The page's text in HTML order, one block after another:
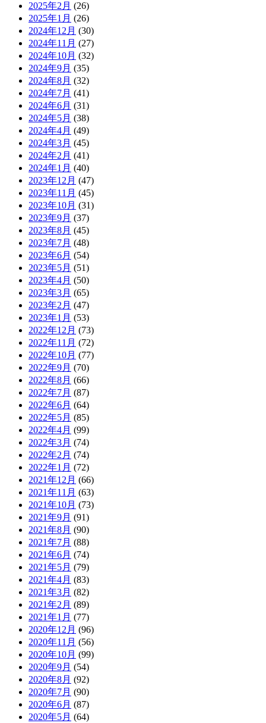
2025年2月 (26)
2025年1月 (26)
2024年12月 (30)
2024年11月 (27)
2024年10月 (32)
2024年9月 (35)
2024年8月 (32)
2024年7月 (41)
2024年6月 (31)
2024年5月 (38)
2024年4月 (49)
2024年3月 (45)
2024年2月 (41)
2024年1月 (40)
2023年12月 (47)
2023年11月 (45)
2023年10月 (31)
2023年9月 (37)
2023年8月 (45)
2023年7月 (48)
2023年6月 (54)
2023年5月 (51)
2023年4月 (50)
2023年3月 (65)
2023年2月 (47)
2023年1月 (53)
2022年12月 (73)
2022年11月 (72)
2022年10月 (77)
2022年9月 (70)
2022年8月 (66)
2022年7月 (87)
2022年6月 (64)
2022年5月 (85)
2022年4月 (99)
2022年3月 (74)
2022年2月 (74)
2022年1月 (72)
2021年12月 (66)
2021年11月 (63)
2021年10月 (73)
2021年9月 (91)
2021年8月 (90)
2021年7月 (88)
2021年6月 (74)
2021年5月 (79)
2021年4月 (83)
2021年3月 (82)
2021年2月 (89)
2021年1月 (77)
2020年12月 (96)
2020年11月 (56)
2020年10月 (99)
2020年9月 (54)
2020年8月 (92)
2020年7月 (90)
2020年6月 (87)
2020年5月 (64)